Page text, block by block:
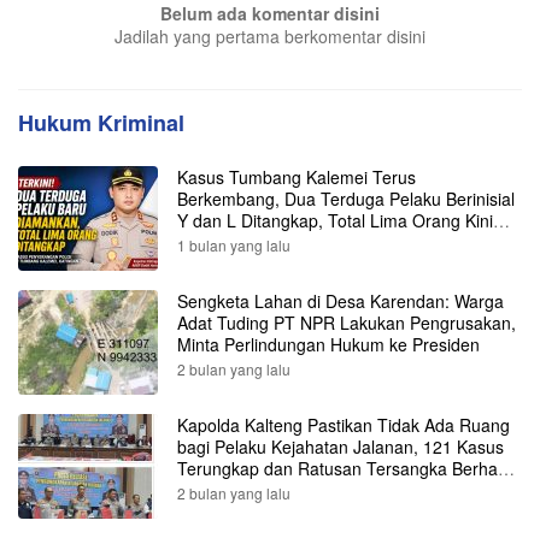
Belum ada komentar disini
Jadilah yang pertama berkomentar disini
Hukum Kriminal
Kasus Tumbang Kalemei Terus
Berkembang, Dua Terduga Pelaku Berinisial
Y dan L Ditangkap, Total Lima Orang Kini
Diamankan Polisi
1 bulan yang lalu
Sengketa Lahan di Desa Karendan: Warga
Adat Tuding PT NPR Lakukan Pengrusakan,
Minta Perlindungan Hukum ke Presiden
2 bulan yang lalu
Kapolda Kalteng Pastikan Tidak Ada Ruang
bagi Pelaku Kejahatan Jalanan, 121 Kasus
Terungkap dan Ratusan Tersangka Berhasil
Dibekuk
2 bulan yang lalu